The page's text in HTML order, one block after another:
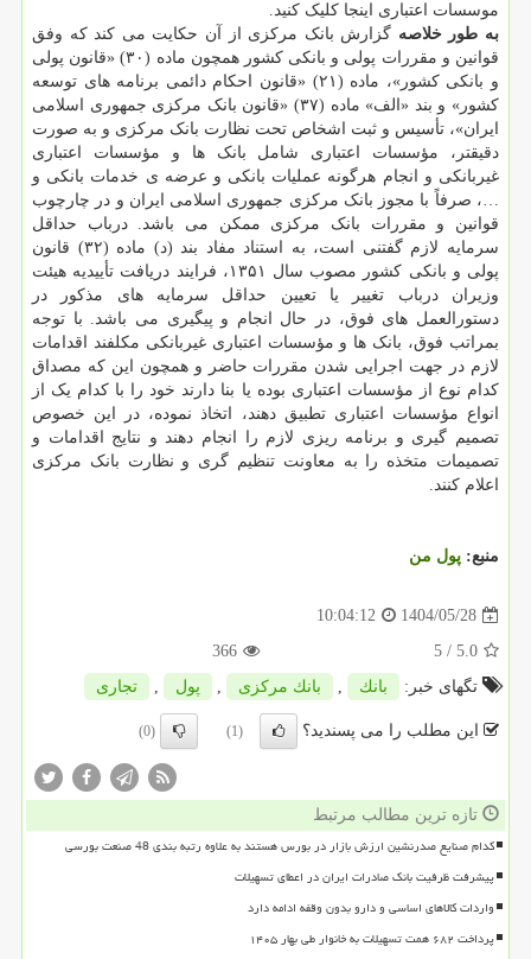
موسسات اعتباری اینجا کلیک کنید.
به طور خلاصه گزارش بانک مرکزی از آن حکایت می کند که وفق
قوانین و مقررات پولی و بانکی کشور همچون ماده (۳۰) «قانون پولی
و بانکی کشور»، ماده (۲۱) «قانون احکام دائمی برنامه های توسعه
کشور» و بند «الف» ماده (۳۷) «قانون بانک مرکزی جمهوری اسلامی
ایران»، تأسیس و ثبت اشخاص تحت نظارت بانک مرکزی و به صورت
دقیقتر، مؤسسات اعتباری شامل بانک ها و مؤسسات اعتباری
غیربانکی و انجام هرگونه عملیات بانکی و عرضه ی خدمات بانکی و
…، صرفاً با مجوز بانک مرکزی جمهوری اسلامی ایران و در چارچوب
قوانین و مقررات بانک مرکزی ممکن می باشد. درباب حداقل
سرمایه لازم گفتنی است، به استناد مفاد بند (د) ماده (۳۲) قانون
پولی و بانکی کشور مصوب سال ۱۳۵۱، فرایند دریافت تأییدیه هیئت
وزیران درباب تغییر یا تعیین حداقل سرمایه های مذکور در
دستورالعمل های فوق، در حال انجام و پیگیری می باشد. با توجه
بمراتب فوق، بانک ها و مؤسسات اعتباری غیربانکی مکلفند اقدامات
لازم در جهت اجرایی شدن مقررات حاضر و همچون این که مصداق
کدام نوع از مؤسسات اعتباری بوده یا بنا دارند خود را با کدام یک از
انواع مؤسسات اعتباری تطبیق دهند، اتخاذ نموده، در این خصوص
تصمیم گیری و برنامه ریزی لازم را انجام دهند و نتایج اقدامات و
تصمیمات متخذه را به معاونت تنظیم گری و نظارت بانک مرکزی
اعلام کنند.
منبع: پول من
1404/05/28
10:04:12
5.0
/ 5
366
تگهای خبر:
بانك , بانك مركزی , پول , تجاری
این مطلب را می پسندید؟ (1)
(0)
تازه ترین مطالب مرتبط
کدام صنایع صدرنشین ارزش بازار در بورس هستند به علاوه رتبه بندی 48 صنعت بورسی
پیشرفت ظرفیت بانک صادرات ایران در اعطای تسهیلات
واردات کالاهای اساسی و دارو بدون وقفه ادامه دارد
پرداخت ۶۸۲ همت تسهیلات به خانوار طی بهار ۱۴۰۵